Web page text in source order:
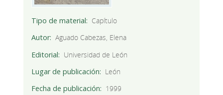
Tipo de material
Capítulo
Autor
Aguado Cabezas, Elena
Editorial
Universidad de León
Lugar de publicación
León
Fecha de publicación
1999